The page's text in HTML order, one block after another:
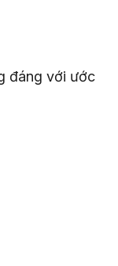
đáng với ước